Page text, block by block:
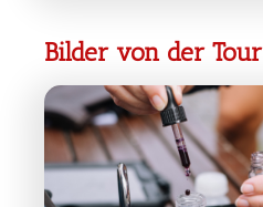
Bilder von der Tour